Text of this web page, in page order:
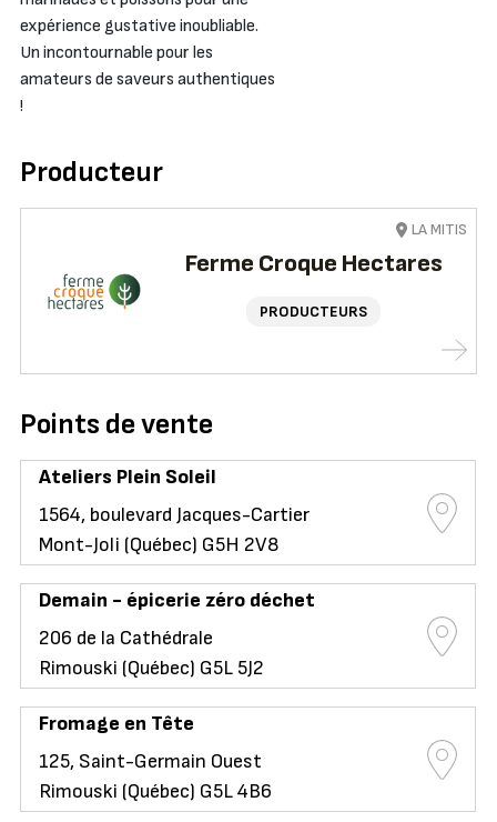
expérience gustative inoubliable.
Un incontournable pour les
amateurs de saveurs authentiques
!
Producteur
Ferme Croque Hectares
PRODUCTEURS
LA MITIS
Points de vente
Ateliers Plein Soleil
1564, boulevard Jacques-Cartier
Mont-Joli (Québec) G5H 2V8
Demain - épicerie zéro déchet
206 de la Cathédrale
Rimouski (Québec) G5L 5J2
Fromage en Tête
125, Saint-Germain Ouest
Rimouski (Québec) G5L 4B6